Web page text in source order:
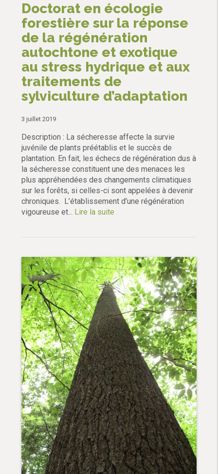
Doctorat en écologie
forestière sur la réponse
de la régénération
autochtone et exotique
au stress hydrique et aux
traitements de
sylviculture d’adaptation
3 juillet 2019
Description : La sécheresse affecte la survie
juvénile de plants préétablis et le succès de
plantation. En fait, les échecs de régénération dus à
la sécheresse constituent une des menaces les
plus appréhendées des changements climatiques
sur les forêts, si celles-ci sont appelées à devenir
chroniques. L’établissement d’une régénération
vigoureuse et... Lire la suite